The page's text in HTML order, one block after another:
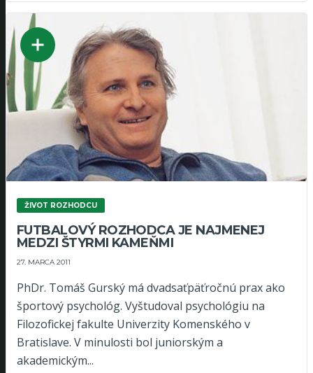
ŽIVOT ROZHODCU
FUTBALOVÝ ROZHODCA JE NAJMENEJ
MEDZI ŠTYRMI KAMEŇMI
27. MARCA 2011
PhDr. Tomáš Gurský má dvadsaťpäťročnú prax ako
športový psychológ. Vyštudoval psychológiu na
Filozofickej fakulte Univerzity Komenského v
Bratislave. V minulosti bol juniorským a
akademickým...